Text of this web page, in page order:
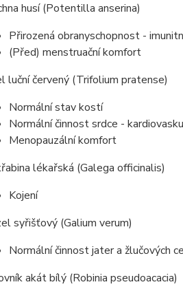
husí (Potentilla anserina)
Přirozená obranyschopnost -
(Před) menstruační komfort
luční červený (Trifolium pratense)
Normální stav kostí
Normální činnost srdce -
Menopauzální komfort
lékařská (Galega officinalis)
Kojení
syřišťový (Galium verum)
Normální činnost jater a žlučových
akát bílý (Robinia pseudoacacia)